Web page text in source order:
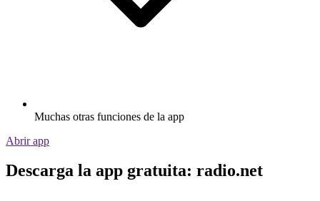
Muchas otras funciones de la app
Abrir app
Descarga la app gratuita: radio.net